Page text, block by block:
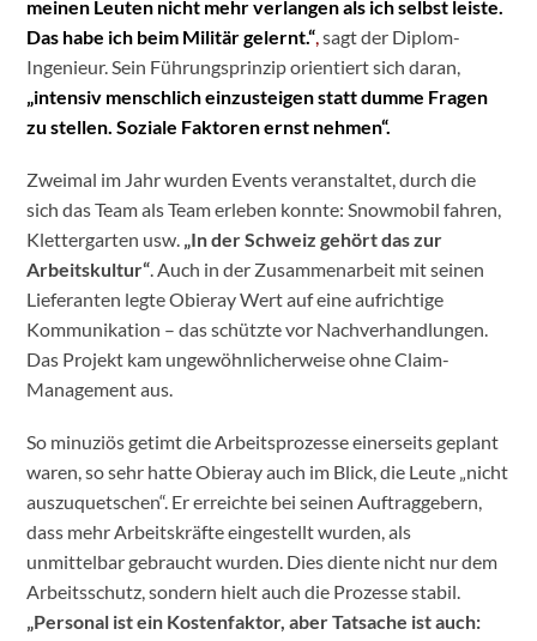
meinen Leuten nicht mehr verlangen als ich selbst leiste.
Das habe ich beim Militär gelernt.“,sagt der Diplom-
Ingenieur. Sein Führungsprinzip orientiert sich daran,
„intensiv menschlich einzusteigen statt dumme Fragen
zu stellen. Soziale Faktoren ernst nehmen“.
Zweimal im Jahr wurden Events veranstaltet, durch die
sich das Team als Team erleben konnte: Snowmobil fahren,
Klettergarten usw. „In der Schweiz gehört das zur
Arbeitskultur“. Auch in der Zusammenarbeit mit seinen
Lieferanten legte Obieray Wert auf eine aufrichtige
Kommunikation – das schützte vor Nachverhandlungen.
Das Projekt kam ungewöhnlicherweise ohne Claim-
Management aus.
So minuziös getimt die Arbeitsprozesse einerseits geplant
waren, so sehr hatte Obieray auch im Blick, die Leute „nicht
auszuquetschen“. Er erreichte bei seinen Auftraggebern,
dass mehr Arbeitskräfte eingestellt wurden, als
unmittelbar gebraucht wurden. Dies diente nicht nur dem
Arbeitsschutz, sondern hielt auch die Prozesse stabil.
„Personal ist ein Kostenfaktor, aber Tatsache ist auch: